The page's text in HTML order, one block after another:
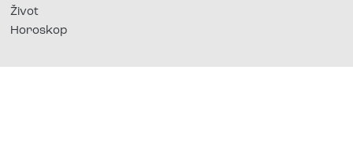
Život
Horoskop